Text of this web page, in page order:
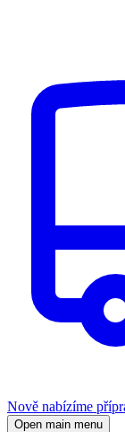
Nově nabízíme
Open main menu